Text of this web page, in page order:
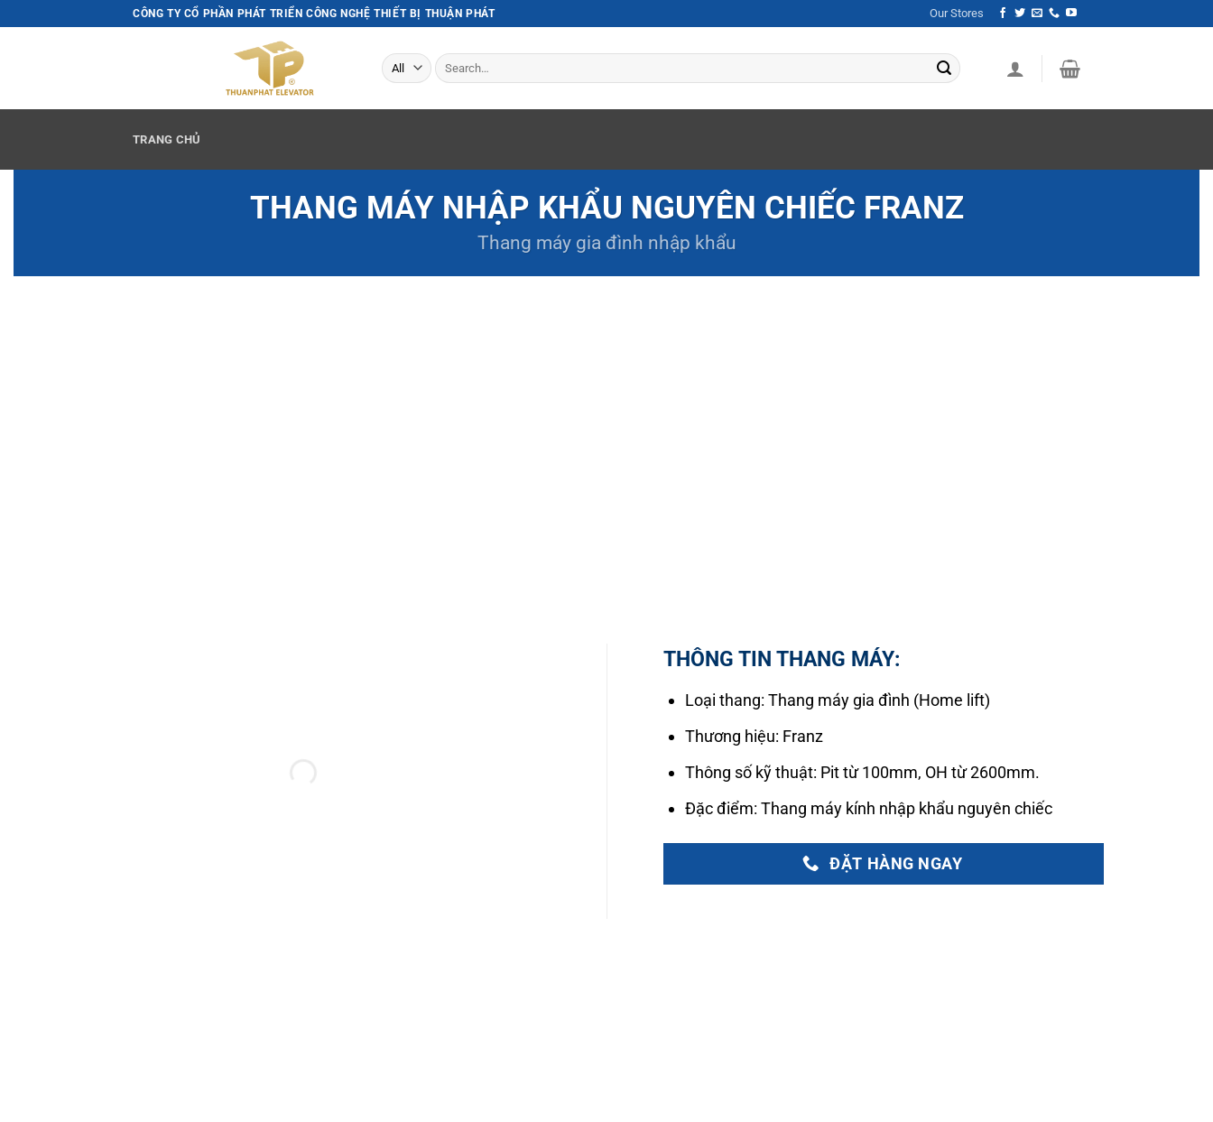
to
CÔNG TY CỔ PHẦN PHÁT TRIỂN CÔNG NGHỆ THIẾT BỊ THUẬN PHÁT Our Stores
Search
for:
TRANG CHỦ
THANG MÁY NHẬP KHẨU NGUYÊN CHIẾC FRANZ
Thang máy gia đình nhập khẩu
THÔNG TIN THANG MÁY:
Loại thang: Thang máy gia đình (Home lift)
Thương hiệu: Franz
Thông số kỹ thuật: Pit từ 100mm, OH từ 2600mm.
Đặc điểm: Thang máy kính nhập khẩu nguyên chiếc
ĐẶT HÀNG NGAY